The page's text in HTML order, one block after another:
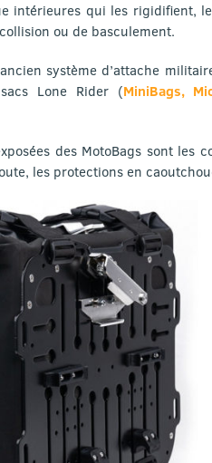
intérieures qui les rigidifient,
ou de basculement.
système d’attache
Lone Rider (MiniBags,
des MotoBags sont
les protections en